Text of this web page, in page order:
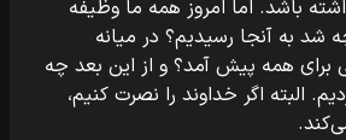
باشد. اما امروز همه ما وظیفه
شد به آنجا رسیدیم؟ در میانه
برای همه پیش آمد؟ و از این بعد چه
البته اگر خداوند را نصرت کنیم،